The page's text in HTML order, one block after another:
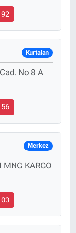
Kurtalan
No:8 A
Merkez
MNG KARGO